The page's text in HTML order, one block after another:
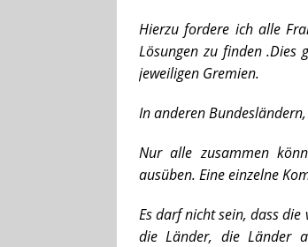
Hierzu fordere ich alle
Lösungen zu finden .Dies
jeweiligen Gremien.
In anderen
Nur alle zusammen
ausüben. Eine einzelne
Es darf nicht sein, dass
die Länder, die Länder